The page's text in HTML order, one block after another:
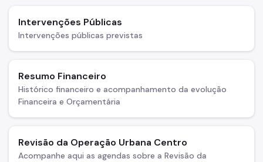
Intervenções Públicas
Intervenções públicas previstas
Resumo Financeiro
Histórico financeiro e acompanhamento da evolução
Financeira e Orçamentária
Revisão da Operação Urbana Centro
Acompanhe aqui as agendas sobre a Revisão da